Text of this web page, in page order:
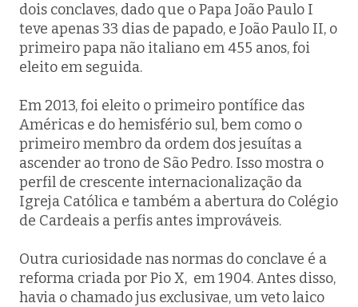
dois conclaves, dado que o Papa João Paulo I
teve apenas 33 dias de papado, e João Paulo II, o
primeiro papa não italiano em 455 anos, foi
eleito em seguida.
Em 2013, foi eleito o primeiro pontífice das
Américas e do hemisfério sul, bem como o
primeiro membro da ordem dos jesuítas a
ascender ao trono de São Pedro. Isso mostra o
perfil de crescente internacionalização da
Igreja Católica e também a abertura do Colégio
de Cardeais a perfis antes improváveis.
Outra curiosidade nas normas do conclave é a
reforma criada por Pio X, em 1904. Antes disso,
havia o chamadojus exclusivae, um veto laico